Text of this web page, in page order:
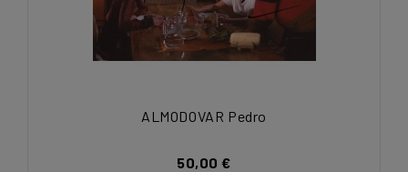
ALMODOVAR Pedro
50,00 €